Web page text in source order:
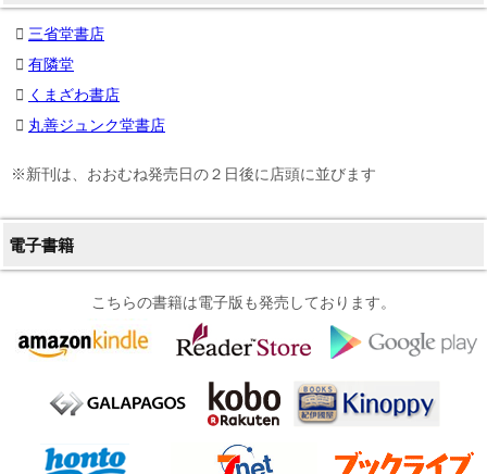
三省堂書店
有隣堂
くまざわ書店
丸善ジュンク堂書店
※新刊は、おおむね発売日の２日後に店頭に並びます
電子書籍
こちらの書籍は電子版も発売しております。